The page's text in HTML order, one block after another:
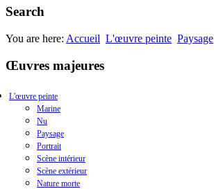
Search
You are here: Accueil L'œuvre peinte Paysage
Œuvres majeures
L'œuvre peinte
Marine
Nu
Paysage
Portrait
Scène intérieur
Scène extérieur
Nature morte